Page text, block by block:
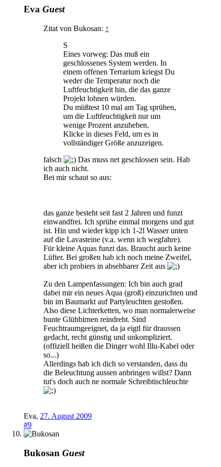
Eva Guest
Zitat von Bukosan: ↑
S
Eines vorweg: Das muß ein
geschlossenes System werden. In
einem offenen Terrarium kriegst Du
weder die Temperatur noch die
Luftfeuchtigkeit hin, die das ganze
Projekt lohnen würden.
Du müßtest 10 mal am Tag sprühen,
um die Luftfeuchtigkeit nur um
wenige Prozent anzuheben.
Klicke in dieses Feld, um es in
vollständiger Größe anzuzeigen.
falsch
Das muss net geschlossen sein. Hab
ich auch nicht.
Bei mir schaut so aus:
das ganze besteht seit fast 2 Jahren und funzt
einwandfrei. Ich sprühe einmal morgens und gut
ist. Hin und wieder kipp ich 1-2l Wasser unten
auf die Lavasteine (v.a. wenn ich wegfahre).
Für kleine Aquas funzt das. Braucht auch keine
Lüfter. Bei großen hab ich noch meine Zweifel,
aber ich probiers in absehbarer Zeit aus
Zu den Lampenfassungen: Ich bin auch grad
dabei mir ein neues Aqua (groß) einzurichten und
bin im Baumarkt auf Partyleuchten gestoßen.
Also diese Lichterketten, wo man normalerweise
bunte Glühbirnen reindreht. Sind
Feuchtraumgeeignet, da ja eigtl für draussen
gedacht, recht günstig und unkompliziert.
(offiziell heißen die Dinger wohl Illu-Kabel oder
so...)
Allerdings hab ich dich so verstanden, dass du
die Beleuchtung aussen anbringen willst? Dann
tut's doch auch ne normale Schreibtischleuchte
Eva, 27. August 2009
#9
Bukosan Guest